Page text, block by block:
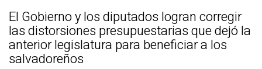
El Gobierno y los diputados logran corregir
las distorsiones presupuestarias que dejó la
anterior legislatura para beneficiar a los
salvadoreños